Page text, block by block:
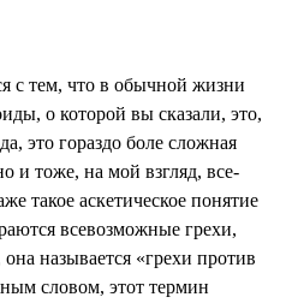
с тем, что в обычной жизни
о которой вы сказали, это,
это гораздо боле сложная
и тоже, на мой взгляд, все-
такое аскетическое понятие
всевозможные грехи,
она называется «грехи против
словом, этот термин